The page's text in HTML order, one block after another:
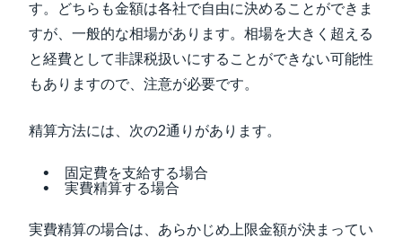
す。どちらも金額は各社で自由に決めることができま
すが、一般的な相場があります。相場を大きく超える
と経費として非課税扱いにすることができない可能性
もありますので、注意が必要です。
精算方法には、次の2通りがあります。
固定費を支給する場合
実費精算する場合
実費精算の場合は、あらかじめ上限金額が決まってい